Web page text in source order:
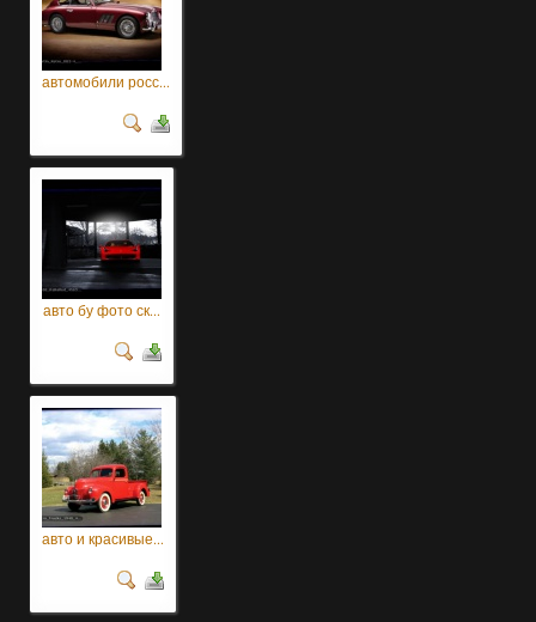
автомобили росс...
авто бу фото ск...
авто и красивые...